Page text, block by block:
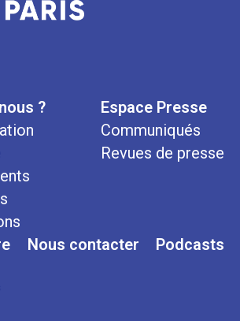
?
Espace Presse
Communiqués
Revues de presse
Nous contacter Podcasts